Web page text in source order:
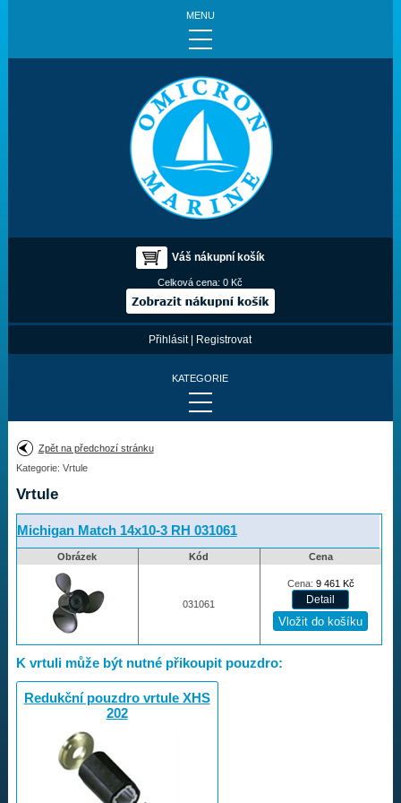
MENU
Váš nákupní košík
Celková cena:0 Kč
Přihlásit| Registrovat
KATEGORIE
Provedení:
Výrobce:
Drážky na hřídeli:
Najít vrtuli
Apollo
Michigan Match
Zpět na předchozí stránku
Kategorie: Vrtule
Vrtule
Michigan Match 14x10-3 RH 031061
Obrázek Kód Cena
031061
Cena: 9 461 Kč
K vrtuli může být nutné přikoupit pouzdro:
Redukční pouzdro vrtule XHS
202